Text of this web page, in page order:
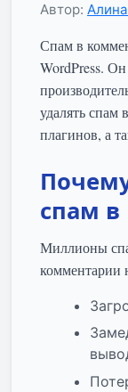
Автор:
Спам в
WordPress.
удалять
плагинов, а
спам в
Миллионы
комментарии